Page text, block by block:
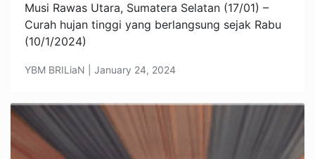
Musi Rawas Utara, Sumatera Selatan (17/01) –
Curah hujan tinggi yang berlangsung sejak Rabu
(10/1/2024)
YBM BRILiaN | January 24, 2024